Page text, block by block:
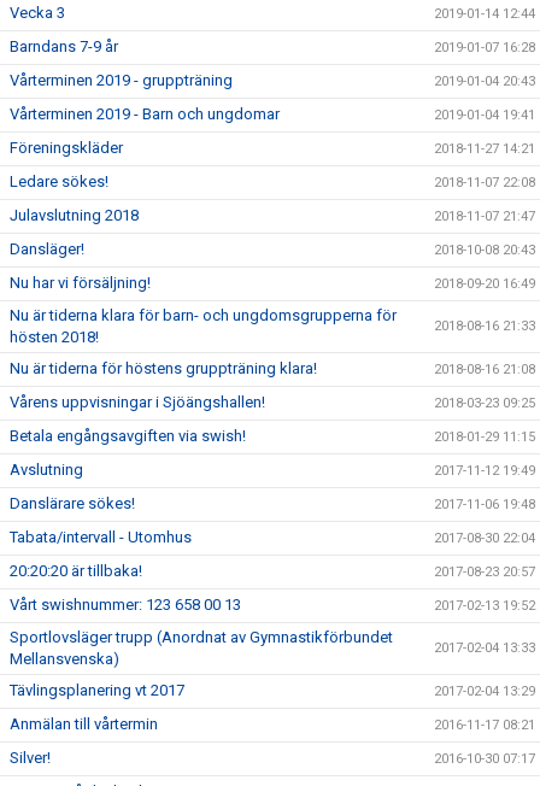
Vecka 3 2019-01-14 12:44
Barndans 7-9 år 2019-01-07 16:28
Vårterminen 2019 - gruppträning 2019-01-04 20:43
Vårterminen 2019 - Barn och ungdomar 2019-01-04 19:41
Föreningskläder 2018-11-27 14:21
Ledare sökes! 2018-11-07 22:08
Julavslutning 2018 2018-11-07 21:47
Dansläger! 2018-10-08 20:43
Nu har vi försäljning! 2018-09-20 16:49
Nu är tiderna klara för barn- och ungdomsgrupperna för
hösten 2018!
2018-08-16 21:33
Nu är tiderna för höstens gruppträning klara! 2018-08-16 21:08
Vårens uppvisningar i Sjöängshallen! 2018-03-23 09:25
Betala engångsavgiften via swish! 2018-01-29 11:15
Avslutning 2017-11-12 19:49
Danslärare sökes! 2017-11-06 19:48
Tabata/intervall - Utomhus 2017-08-30 22:04
20:20:20 är tillbaka! 2017-08-23 20:57
Vårt swishnummer: 123 658 00 13 2017-02-13 19:52
Sportlovsläger trupp (Anordnat av Gymnastikförbundet
Mellansvenska)
2017-02-04 13:33
Tävlingsplanering vt 2017 2017-02-04 13:29
Anmälan till vårtermin 2016-11-17 08:21
Silver! 2016-10-30 07:17